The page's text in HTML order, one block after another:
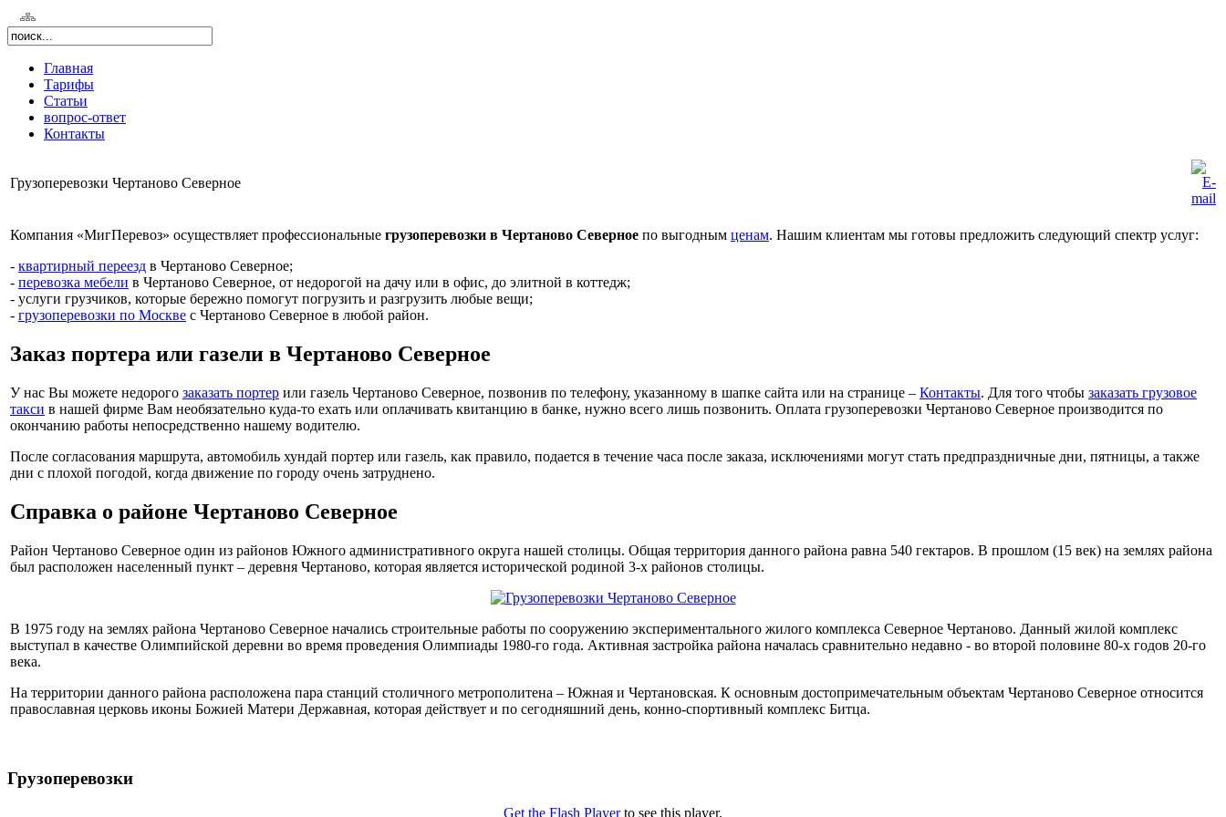
Главная
Тарифы
Статьи
вопрос-ответ
Контакты
Грузоперевозки Чертаново Северное
Компания «МигПеревоз» осуществляет профессиональные грузоперевозки в Чертаново Северное по выгодным ценам. Нашим клиентам мы готовы предложить следующий спектр услуг:
- квартирный переезд в Чертаново Северное;
- перевозка мебели в Чертаново Северное, от недорогой на дачу или в офис, до элитной в коттедж;
- услуги грузчиков, которые бережно помогут погрузить и разгрузить любые вещи;
- грузоперевозки по Москве с Чертаново Северное в любой район.
Заказ портера или газели в Чертаново Северное
У нас Вы можете недорого заказать портер или газель Чертаново Северное, позвонив по телефону, указанному в шапке сайта или на странице – Контакты. Для того чтобы заказать грузовое
такси в нашей фирме Вам необязательно куда-то ехать или оплачивать квитанцию в банке, нужно всего лишь позвонить. Оплата грузоперевозки Чертаново Северное производится по
окончанию работы непосредственно нашему водителю.
После согласования маршрута, автомобиль хундай портер или газель, как правило, подается в течение часа после заказа, исключениями могут стать предпраздничные дни, пятницы, а также
дни с плохой погодой, когда движение по городу очень затруднено.
Справка о районе Чертаново Северное
Район Чертаново Северное один из районов Южного административного округа нашей столицы. Общая территория данного района равна 540 гектаров. В прошлом (15 век) на землях района
был расположен населенный пункт – деревня Чертаново, которая является исторической родиной 3-х районов столицы.
В 1975 году на землях района Чертаново Северное начались строительные работы по сооружению экспериментального жилого комплекса Северное Чертаново. Данный жилой комплекс
выступал в качестве Олимпийской деревни во время проведения Олимпиады 1980-го года. Активная застройка района началась сравнительно недавно - во второй половине 80-х годов 20-го
века.
На территории данного района расположена пара станций столичного метрополитена – Южная и Чертановская. К основным достопримечательным объектам Чертаново Северное относится
православная церковь иконы Божией Матери Державная, которая действует и по сегодняшний день, конно-спортивный комплекс Битца.
Грузоперевозки
Get the Flash Playerto see this player.